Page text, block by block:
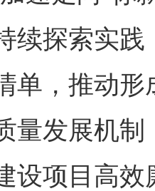
续探索实
单，推动
量发展机
设项目高效